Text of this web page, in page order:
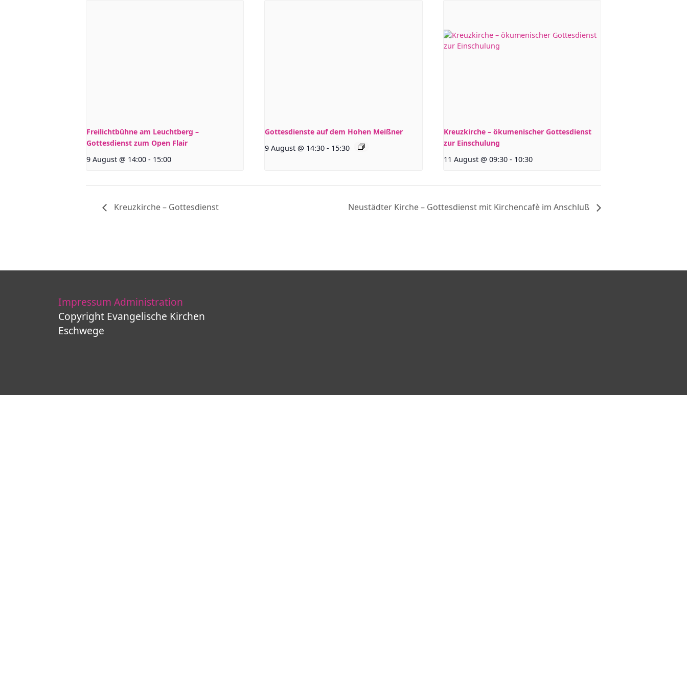
Freilichtbühne am Leuchtberg –
Gottesdienst zum Open Flair
9 August @ 14:00 - 15:00
Gottesdienste auf dem Hohen Meißner
9 August @ 14:30 - 15:30
Kreuzkirche – ökumenischer Gottesdienst
zur Einschulung
11 August @ 09:30 - 10:30
Kreuzkirche – Gottesdienst Neustädter Kirche – Gottesdienst mit Kirchencafè im Anschluß
Impressum Administration
Copyright Evangelische Kirchen
Eschwege